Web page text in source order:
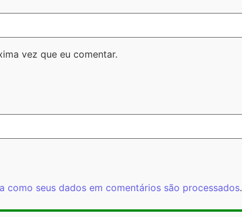
vez que eu comentar.
como seus dados em comentários são processados.